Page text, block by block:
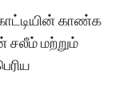
காண்க
மற்றும்